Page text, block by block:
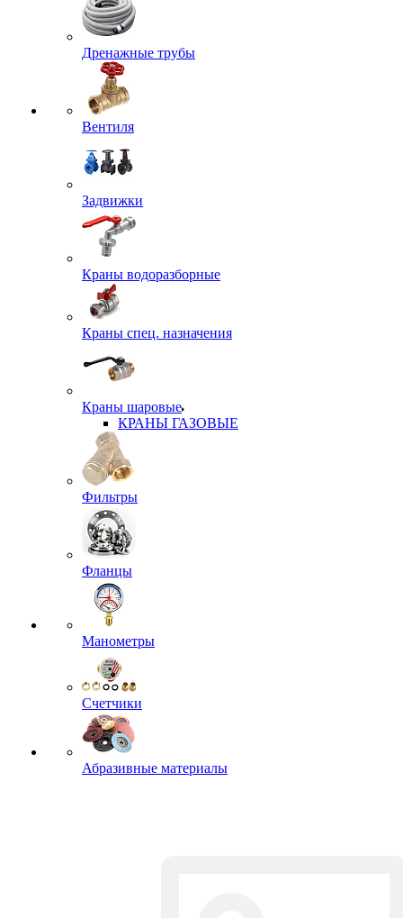
Дренажные трубы
Вентиля
Задвижки
Краны водоразборные
Краны спец. назначения
Краны шаровые
КРАНЫ ГАЗОВЫЕ
Фильтры
Фланцы
Манометры
Счетчики
Абразивные материалы